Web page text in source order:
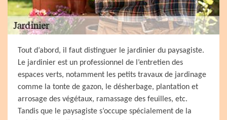
Tout d’abord, il faut distinguer le jardinier du paysagiste.
Le jardinier est un professionnel de l’entretien des
espaces verts, notamment les petits travaux de jardinage
comme la tonte de gazon, le désherbage, plantation et
arrosage des végétaux, ramassage des feuilles, etc.
Tandis que le paysagiste s’occupe spécialement de la